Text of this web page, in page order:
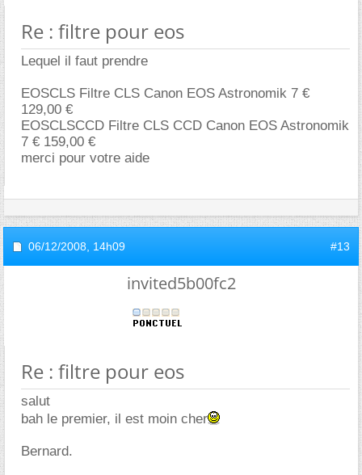
Re : filtre pour eos
Lequel il faut prendre
EOSCLS Filtre CLS Canon EOS Astronomik 7
129,00
EOSCLSCCD Filtre CLS CCD Canon EOS Astronomik
7 € 159,00
merci pour votre aide
06/12/2008, 14h09 #13
invited5b00fc2
Re : filtre pour eos
salut
bah le premier, il est moin cher
Bernard.